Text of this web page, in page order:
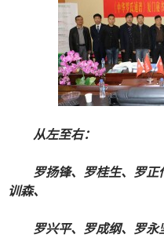
从左至右：
罗扬锋、罗桂生、罗
训森、
罗兴平、罗成纲、罗